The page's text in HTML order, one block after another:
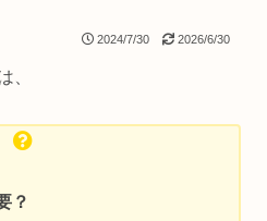
2024/7/30 2026/6/30
、
？